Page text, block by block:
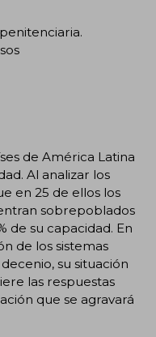
de América Latina
Al analizar los
en 25 de ellos los
sobrepoblados
de su capacidad. En
de los sistemas
su situación
las respuestas
que se agravará